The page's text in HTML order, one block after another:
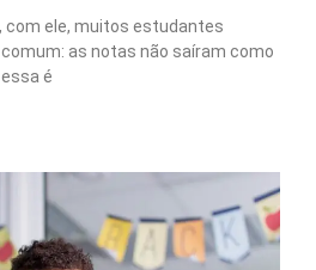
com ele, muitos estudantes
as notas não saíram como
é